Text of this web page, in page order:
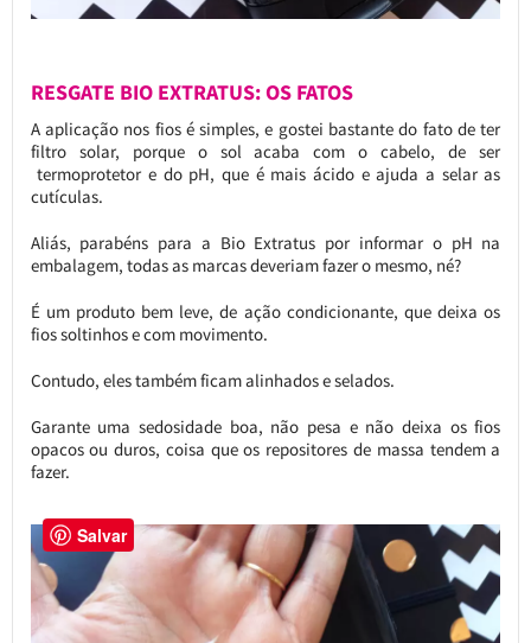
RESGATE BIO EXTRATUS: OS FATOS
A aplicação nos fios é simples, e gostei bastante do fato de ter
filtro solar, porque o sol acaba com o cabelo, de ser
termoprotetor e do pH, que é mais ácido e ajuda a selar as
cutículas.
Aliás, parabéns para a Bio Extratus por informar o pH na
embalagem, todas as marcas deveriam fazer o mesmo, né?
É um produto bem leve, de ação condicionante, que deixa os
fios soltinhos e com movimento.
Contudo, eles também ficam alinhados e selados.
Garante uma sedosidade boa, não pesa e não deixa os fios
opacos ou duros, coisa que os repositores de massa tendem a
fazer.
Salvar